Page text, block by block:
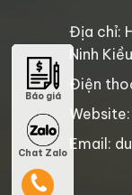
Địa chỉ:
Ninh
Điện
Email:
Báo giá
Chat Zalo
Báo giá
Chat Zalo